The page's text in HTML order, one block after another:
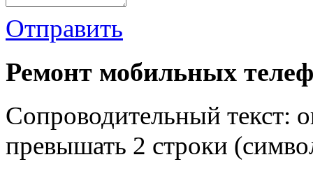
Отправить
Ремонт мобильных
Сопроводительный текст:
превышать 2 строки